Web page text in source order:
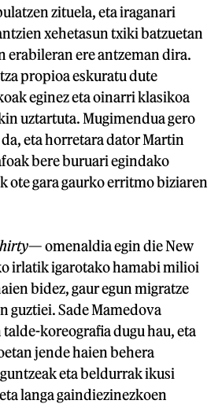
zituela, eta iraganari
xehetasun txiki batzuetan
erabileran ere antzeman dira.
propioa eskuratu dute
eginez eta oinarri klasikoa
uztartuta. Mugimendua gero
eta horretara dator Martin
bere buruari egindako
ote gara gaurko erritmo biziaren
— omenaldia egin die New
irlatik igarotako hamabi milioi
bidez, gaur egun migratze
guztiei. Sade Mamedova
koreografia dugu hau, eta
jende haien behera
eta beldurrak ikusi
langa gaindiezinezkoen